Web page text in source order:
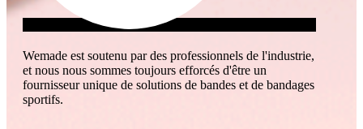
Wemade est soutenu par des professionnels de l'industrie,
et nous nous sommes toujours efforcés d'être un
fournisseur unique de solutions de bandes et de bandages
sportifs.